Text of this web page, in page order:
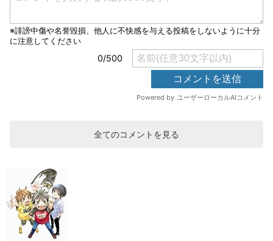
全てのコメントを見る